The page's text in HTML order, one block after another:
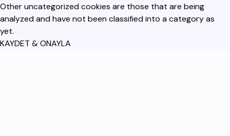
Other uncategorized cookies are those that are being
analyzed and have not been classified into a category as
yet.
KAYDET & ONAYLA